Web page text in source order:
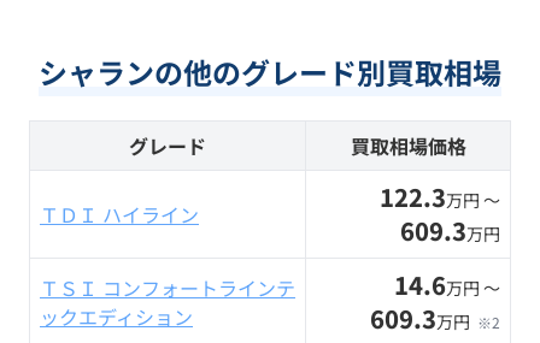
シャランの他のグレード別買取相場
グレード 買取相場価格
ＴＤＩ ハイライン 122.3万円 〜
609.3万円
ＴＳＩ コンフォートラインテ
ックエディション
14.6万円 〜
609.3万円 ※2